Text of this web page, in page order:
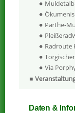
Parthe-
Radroute
Via
Daten &